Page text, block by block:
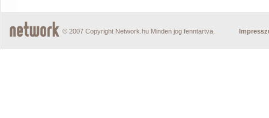
© 2007 Copyright Network.hu Minden jog fenntartva.